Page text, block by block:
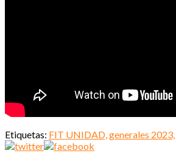
Etiquetas: FIT UNIDAD, generales 2023,